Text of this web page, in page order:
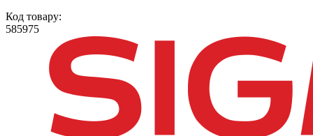
Код товару:
585975